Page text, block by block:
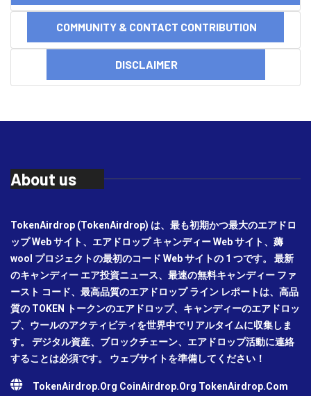
COMMUNITY & CONTACT CONTRIBUTION
DISCLAIMER
About us
TokenAirdrop (TokenAirdrop) は、最も初期かつ最大のエアドロ
ップ Web サイト、エアドロップ キャンディー Web サイト、薅
wool プロジェクトの最初のコード Web サイトの 1 つです。 最新
のキャンディー エア投資ニュース、最速の無料キャンディー ファ
ースト コード、最高品質のエアドロップ ライン レポートは、高品
質の TOKEN トークンのエアドロップ、キャンディーのエアドロッ
プ、ウールのアクティビティを世界中でリアルタイムに収集しま
す。 デジタル資産、ブロックチェーン、エアドロップ活動に連絡
することは必須です。 ウェブサイトを準備してください！
TokenAirdrop.Org CoinAirdrop.Org TokenAirdrop.Com